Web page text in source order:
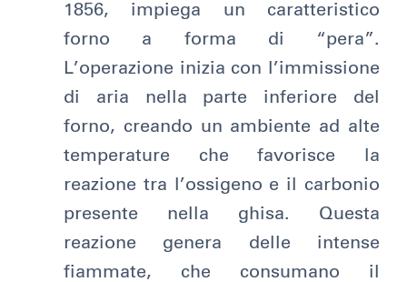
1856, impiega un caratteristico
forno a forma di “pera”.
L’operazione inizia con l’immissione
di aria nella parte inferiore del
forno, creando un ambiente ad alte
temperature che favorisce la
reazione tra l’ossigeno e il carbonio
presente nella ghisa. Questa
reazione genera delle intense
fiammate, che consumano il